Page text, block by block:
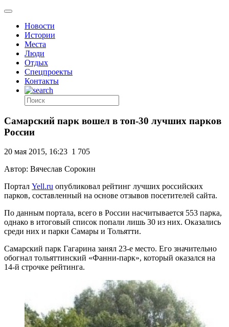
Новости
Истории
Места
Люди
Отдых
Спецпроекты
Контакты
Самарский парк вошел в топ-30 лучших парков
России
20 мая 2015, 16:23 1 705
Автор: Вячеслав Сорокин
Портал Yell.ru опубликовал рейтинг лучших российских
парков, составленный на основе отзывов посетителей сайта.
По данным портала, всего в России насчитывается 553 парка,
однако в итоговый список попали лишь 30 из них. Оказались
среди них и парки Самары и Тольятти.
Самарский парк Гагарина занял 23-е место. Его значительно
обогнал тольяттинский «Фанни-парк», который оказался на
14-й строчке рейтинга.